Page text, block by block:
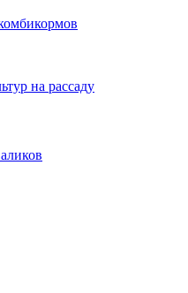
на рассаду